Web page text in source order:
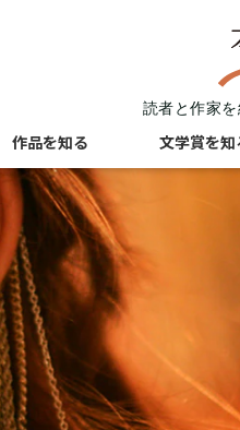
読者と作家
作品を知る 文学賞を知